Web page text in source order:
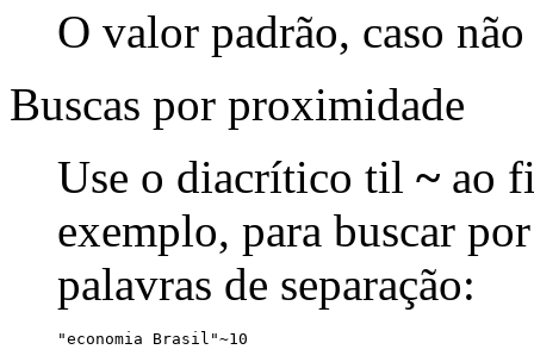
O valor padrão, caso
Buscas por proximidade
Use o diacrítico til ~ ao
exemplo, para buscar
palavras de separação:
"economia Brasil"~10